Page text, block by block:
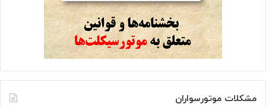
مشکلات موتورسواران